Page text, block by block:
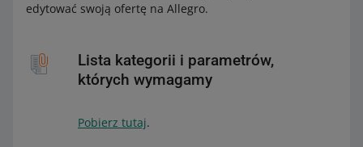
edytować swoją ofertę na Allegro.
Lista kategorii i parametrów,
których wymagamy
Pobierz tutaj.